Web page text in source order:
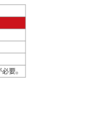
ンテージ